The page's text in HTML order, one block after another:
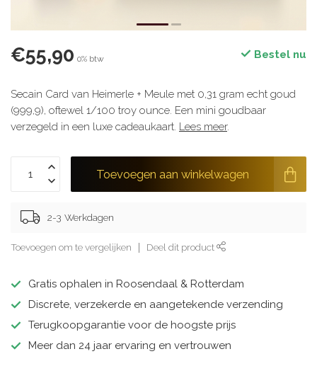
€55,90 0% btw Bestel nu
Secain Card van Heimerle + Meule met 0,31 gram echt goud
(999,9), oftewel 1/100 troy ounce. Een mini goudbaar
verzegeld in een luxe cadeaukaart. Lees meer.
Toevoegen aan winkelwagen
2-3 Werkdagen
Toevoegen om te vergelijken Deel dit product
Gratis ophalen in Roosendaal & Rotterdam
Discrete, verzekerde en aangetekende verzending
Terugkoopgarantie voor de hoogste prijs
Meer dan 24 jaar ervaring en vertrouwen